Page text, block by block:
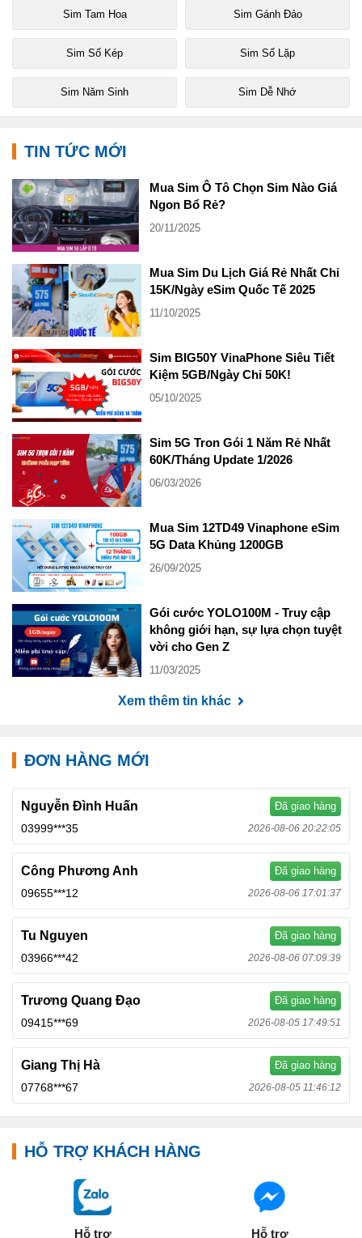
Sim Tam Hoa Sim Gánh Đảo
Sim Số Kép Sim Số Lặp
Sim Năm Sinh Sim Dễ Nhớ
TIN TỨC MỚI
Mua Sim Ô Tô Chọn Sim Nào Giá
Ngon Bổ Rẻ?
20/11/2025
Mua Sim Du Lịch Giá Rẻ Nhất Chỉ
15K/Ngày eSim Quốc Tế 2025
11/10/2025
Sim BIG50Y VinaPhone Siêu Tiết
Kiệm 5GB/Ngày Chỉ 50K!
05/10/2025
Sim 5G Tron Gói 1 Năm Rẻ Nhất
60K/Tháng Update 1/2026
06/03/2026
Mua Sim 12TD49 Vinaphone eSim
5G Data Khủng 1200GB
26/09/2025
Gói cước YOLO100M - Truy cập
không giới hạn, sự lựa chọn tuyệt
vời cho Gen Z
11/03/2025
Xem thêm tin khác
ĐƠN HÀNG MỚI
Nguyễn Đình Huấn Đã giao hàng
03999***35 2026-08-06 20:22:05
Công Phương Anh Đã giao hàng
09655***12 2026-08-06 17:01:37
Tu Nguyen Đã giao hàng
03966***42 2026-08-06 07:09:39
Trương Quang Đạo Đã giao hàng
09415***69 2026-08-05 17:49:51
Giang Thị Hà Đã giao hàng
07768***67 2026-08-05 11:46:12
HỖ TRỢ KHÁCH HÀNG
Hỗ trợ Hỗ trợ